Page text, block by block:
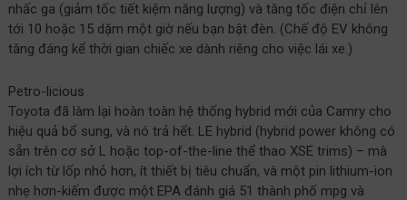
nhấc ga (giảm tốc tiết kiệm năng lượng) và tăng tốc điện chỉ lên
tới 10 hoặc 15 dặm một giờ nếu bạn bật đèn. (Chế độ EV không
tăng đáng kể thời gian chiếc xe dành riêng cho việc lái xe.)
Petro-licious
Toyota đã làm lại hoàn toàn hệ thống hybrid mới của Camry cho
hiệu quả bổ sung, và nó trả hết. LE hybrid (hybrid power không có
sẵn trên cơ sở L hoặc top-of-the-line thể thao XSE trims) – mà
lợi ích từ lốp nhỏ hơn, ít thiết bị tiêu chuẩn, và một pin lithium-ion
nhẹ hơn-kiếm được một EPA đánh giá 51 thành phố mpg và